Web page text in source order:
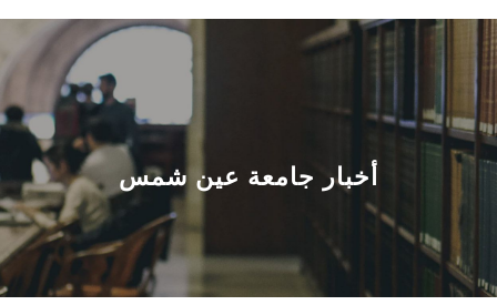
الرئيسيـة
عن الجامعة
القطاعـات
الشئون الأكاديمية
البحث العلمي
أخبار جامعة عين شمس